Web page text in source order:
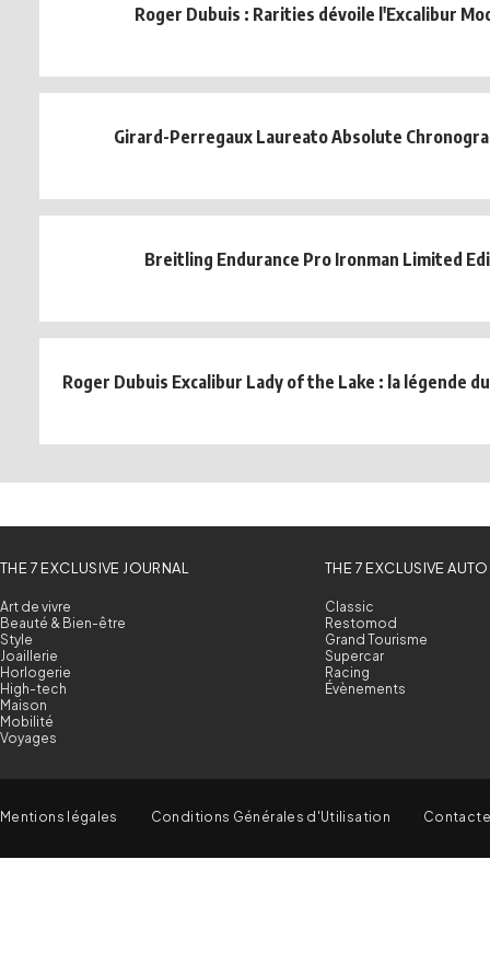
Roger Dubuis : Rarities dévoile l'Excalibur
Girard-Perregaux Laureato Absolute
Breitling Endurance Pro Ironman Limited
Roger Dubuis Excalibur Lady of the Lake : la légende
THE 7 EXCLUSIVE JOURNAL
Art de vivre
Beauté & Bien-être
Style
Joaillerie
Horlogerie
High-tech
Maison
Mobilité
Voyages
THE 7 EXCLUSIVE AUTO
Classic
Restomod
Grand Tourisme
Supercar
Racing
Évènements
Mentions légales Conditions Générales d'Utilisation